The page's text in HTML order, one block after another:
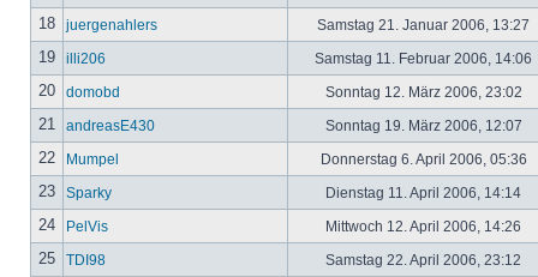
18 juergenahlers Samstag 21. Januar 2006, 13:27
19 illi206 Samstag 11. Februar 2006, 14:06
20 domobd Sonntag 12. März 2006, 23:02
21 andreasE430 Sonntag 19. März 2006, 12:07
22 Mumpel Donnerstag 6. April 2006, 05:36
23 Sparky Dienstag 11. April 2006, 14:14
24 PelVis Mittwoch 12. April 2006, 14:26
25 TDI98 Samstag 22. April 2006, 23:12